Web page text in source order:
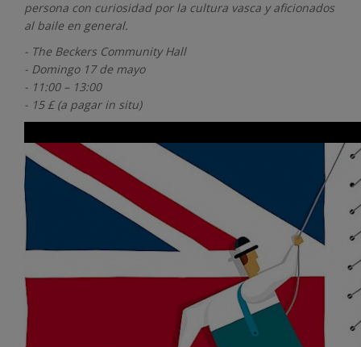
persona con curiosidad por la cultura vasca y aficionados
al baile en general.
- The Beckers Community Hall
- Domingo 17 de mayo
- 11:00 – 13:00
- 15 £ (a pagar in situ)